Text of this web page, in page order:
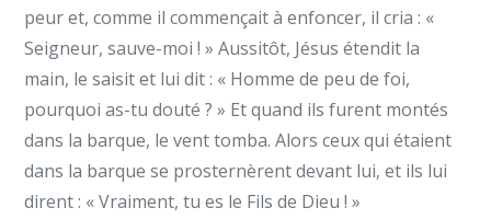
peur et, comme il commençait à enfoncer, il cria : «
Seigneur, sauve-moi ! » Aussitôt, Jésus étendit la
main, le saisit et lui dit : « Homme de peu de foi,
pourquoi as-tu douté ? » Et quand ils furent montés
dans la barque, le vent tomba. Alors ceux qui étaient
dans la barque se prosternèrent devant lui, et ils lui
dirent : « Vraiment, tu es le Fils de Dieu ! »